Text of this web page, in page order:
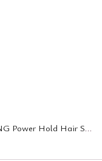
Лак для волос Invisibobble HAIR STYLING Power Hold Hair Spray, 250 мл (078582)